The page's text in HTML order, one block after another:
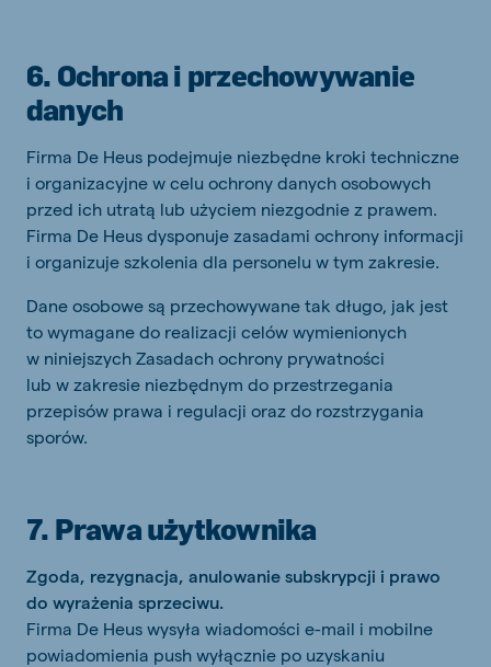
6. Ochrona i przechowywanie
danych
Firma De Heus podejmuje niezbędne kroki techniczne
i organizacyjne w celu ochrony danych osobowych
przed ich utratą lub użyciem niezgodnie z prawem.
Firma De Heus dysponuje zasadami ochrony informacji
i organizuje szkolenia dla personelu w tym zakresie.
Dane osobowe są przechowywane tak długo, jak jest
to wymagane do realizacji celów wymienionych
w niniejszych Zasadach ochrony prywatności
lub w zakresie niezbędnym do przestrzegania
przepisów prawa i regulacji oraz do rozstrzygania
sporów.
7. Prawa użytkownika
Zgoda, rezygnacja, anulowanie subskrypcji i prawo
do wyrażenia sprzeciwu.
Firma De Heus wysyła wiadomości e-mail i mobilne
powiadomienia push wyłącznie po uzyskaniu